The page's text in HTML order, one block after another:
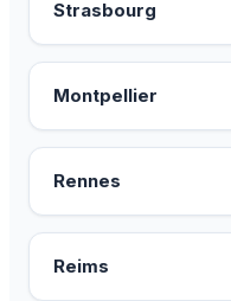
Strasbourg
Montpellier
Rennes
Reims